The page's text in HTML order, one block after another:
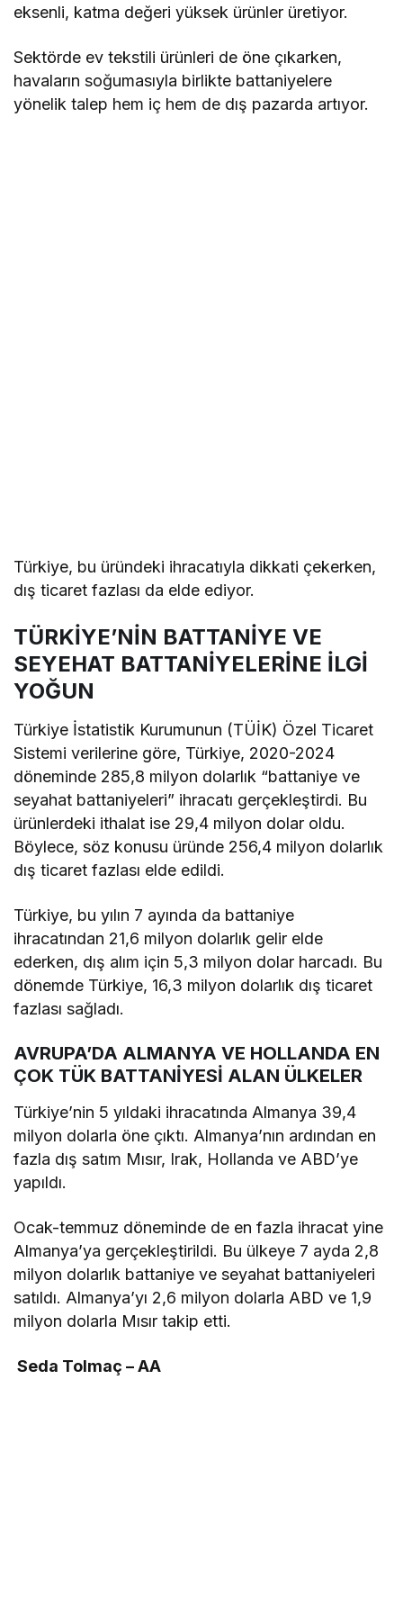
eksenli, katma değeri yüksek ürünler üretiyor.
Sektörde ev tekstili ürünleri de öne çıkarken,
havaların soğumasıyla birlikte battaniyelere
yönelik talep hem iç hem de dış pazarda artıyor.
Türkiye, bu üründeki ihracatıyla dikkati çekerken,
dış ticaret fazlası da elde ediyor.
TÜRKİYE’NİN BATTANİYE VE
SEYEHAT BATTANİYELERİNE İLGİ
YOĞUN
Türkiye İstatistik Kurumunun (TÜİK) Özel Ticaret
Sistemi verilerine göre, Türkiye, 2020-2024
döneminde 285,8 milyon dolarlık “battaniye ve
seyahat battaniyeleri” ihracatı gerçekleştirdi. Bu
ürünlerdeki ithalat ise 29,4 milyon dolar oldu.
Böylece, söz konusu üründe 256,4 milyon dolarlık
dış ticaret fazlası elde edildi.
Türkiye, bu yılın 7 ayında da battaniye
ihracatından 21,6 milyon dolarlık gelir elde
ederken, dış alım için 5,3 milyon dolar harcadı. Bu
dönemde Türkiye, 16,3 milyon dolarlık dış ticaret
fazlası sağladı.
AVRUPA’DA ALMANYA VE HOLLANDA EN
ÇOK TÜK BATTANİYESİ ALAN ÜLKELER
Türkiye’nin 5 yıldaki ihracatında Almanya 39,4
milyon dolarla öne çıktı. Almanya’nın ardından en
fazla dış satım Mısır, Irak, Hollanda ve ABD’ye
yapıldı.
Ocak-temmuz döneminde de en fazla ihracat yine
Almanya’ya gerçekleştirildi. Bu ülkeye 7 ayda 2,8
milyon dolarlık battaniye ve seyahat battaniyeleri
satıldı. Almanya’yı 2,6 milyon dolarla ABD ve 1,9
milyon dolarla Mısır takip etti.
Seda Tolmaç – AA